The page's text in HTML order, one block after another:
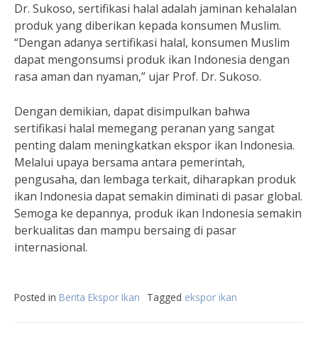
Dr. Sukoso, sertifikasi halal adalah jaminan kehalalan
produk yang diberikan kepada konsumen Muslim.
“Dengan adanya sertifikasi halal, konsumen Muslim
dapat mengonsumsi produk ikan Indonesia dengan
rasa aman dan nyaman,” ujar Prof. Dr. Sukoso.
Dengan demikian, dapat disimpulkan bahwa
sertifikasi halal memegang peranan yang sangat
penting dalam meningkatkan ekspor ikan Indonesia.
Melalui upaya bersama antara pemerintah,
pengusaha, dan lembaga terkait, diharapkan produk
ikan Indonesia dapat semakin diminati di pasar global.
Semoga ke depannya, produk ikan Indonesia semakin
berkualitas dan mampu bersaing di pasar
internasional.
Posted in Berita Ekspor Ikan Tagged ekspor ikan